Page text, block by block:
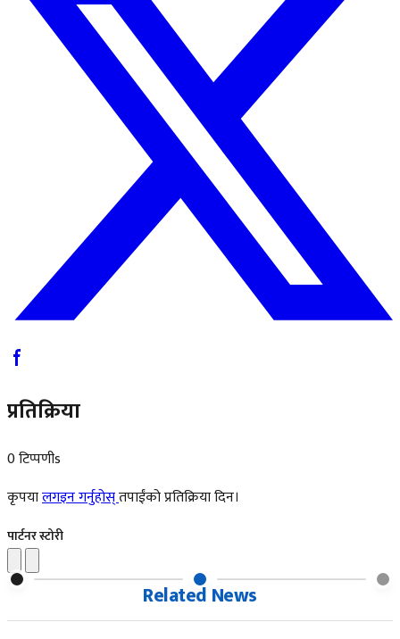
प्रतिक्रिया
0 टिप्पणीs
कृपयालगइन गर्नुहोस्तपाईंको प्रतिक्रिया दिन।
पार्टनर स्टोरी
Related News